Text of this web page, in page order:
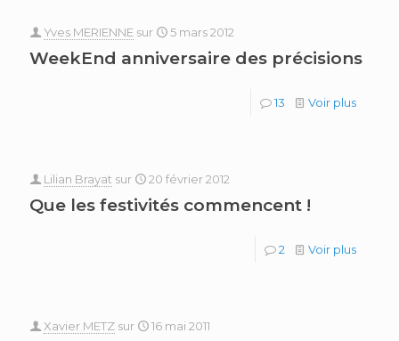
Yves MERIENNE sur 5 mars 2012
WeekEnd anniversaire des précisions
13 Voir plus
Lilian Brayat sur 20 février 2012
Que les festivités commencent !
2 Voir plus
Xavier METZ sur 16 mai 2011